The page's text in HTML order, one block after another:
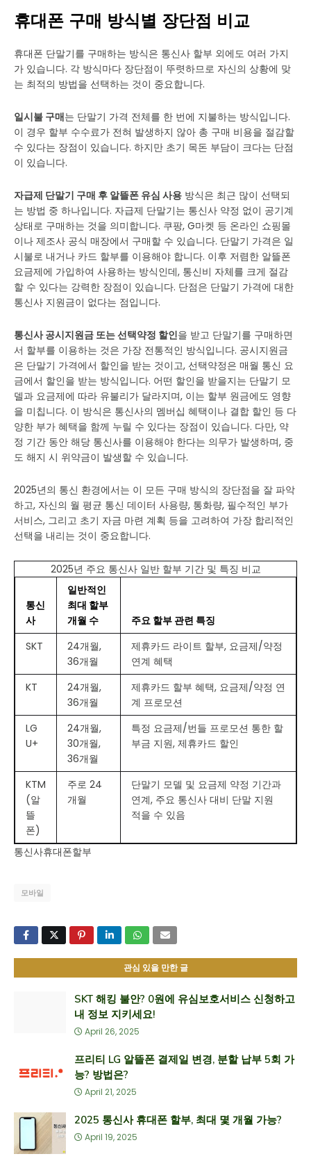
휴대폰 구매 방식별 장단점 비교
휴대폰 단말기를 구매하는 방식은 통신사 할부 외에도 여러 가지
가 있습니다. 각 방식마다 장단점이 뚜렷하므로 자신의 상황에 맞
는 최적의 방법을 선택하는 것이 중요합니다.
일시불 구매는 단말기 가격 전체를 한 번에 지불하는 방식입니다.
이 경우 할부 수수료가 전혀 발생하지 않아 총 구매 비용을 절감할
수 있다는 장점이 있습니다. 하지만 초기 목돈 부담이 크다는 단점
이 있습니다.
자급제 단말기 구매 후 알뜰폰 유심 사용 방식은 최근 많이 선택되
는 방법 중 하나입니다. 자급제 단말기는 통신사 약정 없이 공기계
상태로 구매하는 것을 의미합니다. 쿠팡, G마켓 등 온라인 쇼핑몰
이나 제조사 공식 매장에서 구매할 수 있습니다. 단말기 가격은 일
시불로 내거나 카드 할부를 이용해야 합니다. 이후 저렴한 알뜰폰
요금제에 가입하여 사용하는 방식인데, 통신비 자체를 크게 절감
할 수 있다는 강력한 장점이 있습니다. 단점은 단말기 가격에 대한
통신사 지원금이 없다는 점입니다.
통신사 공시지원금 또는 선택약정 할인을 받고 단말기를 구매하면
서 할부를 이용하는 것은 가장 전통적인 방식입니다. 공시지원금
은 단말기 가격에서 할인을 받는 것이고, 선택약정은 매월 통신 요
금에서 할인을 받는 방식입니다. 어떤 할인을 받을지는 단말기 모
델과 요금제에 따라 유불리가 달라지며, 이는 할부 원금에도 영향
을 미칩니다. 이 방식은 통신사의 멤버십 혜택이나 결합 할인 등 다
양한 부가 혜택을 함께 누릴 수 있다는 장점이 있습니다. 다만, 약
정 기간 동안 해당 통신사를 이용해야 한다는 의무가 발생하며, 중
도 해지 시 위약금이 발생할 수 있습니다.
2025년의 통신 환경에서는 이 모든 구매 방식의 장단점을 잘 파악
하고, 자신의 월 평균 통신 데이터 사용량, 통화량, 필수적인 부가
서비스, 그리고 초기 자금 마련 계획 등을 고려하여 가장 합리적인
선택을 내리는 것이 중요합니다.
2025년 주요 통신사 일반 할부 기간 및 특징 비교
통신
사
일반적인
최대 할부
개월 수
주요 할부 관련 특징
SKT
24개월,
36개월
제휴카드 라이트 할부, 요금제/약정
연계 혜택
KT
24개월,
36개월
제휴카드 할부 혜택, 요금제/약정 연
계 프로모션
LG
U+
24개월,
30개월,
36개월
특정 요금제/번들 프로모션 통한 할
부금 지원, 제휴카드 할인
KTM
(알
뜰
폰)
주로 24
개월
단말기 모델 및 요금제 약정 기간과
연계, 주요 통신사 대비 단말 지원
적을 수 있음
통신사휴대폰할부
모바일
관심 있을 만한 글
SKT 해킹 불안? 0원에 유심보호서비스 신청하고
내 정보 지키세요!
April 26, 2025
프리티 LG 알뜰폰 결제일 변경, 분할 납부 5회 가
능? 방법은?
April 21, 2025
2025 통신사 휴대폰 할부, 최대 몇 개월 가능?
April 19, 2025